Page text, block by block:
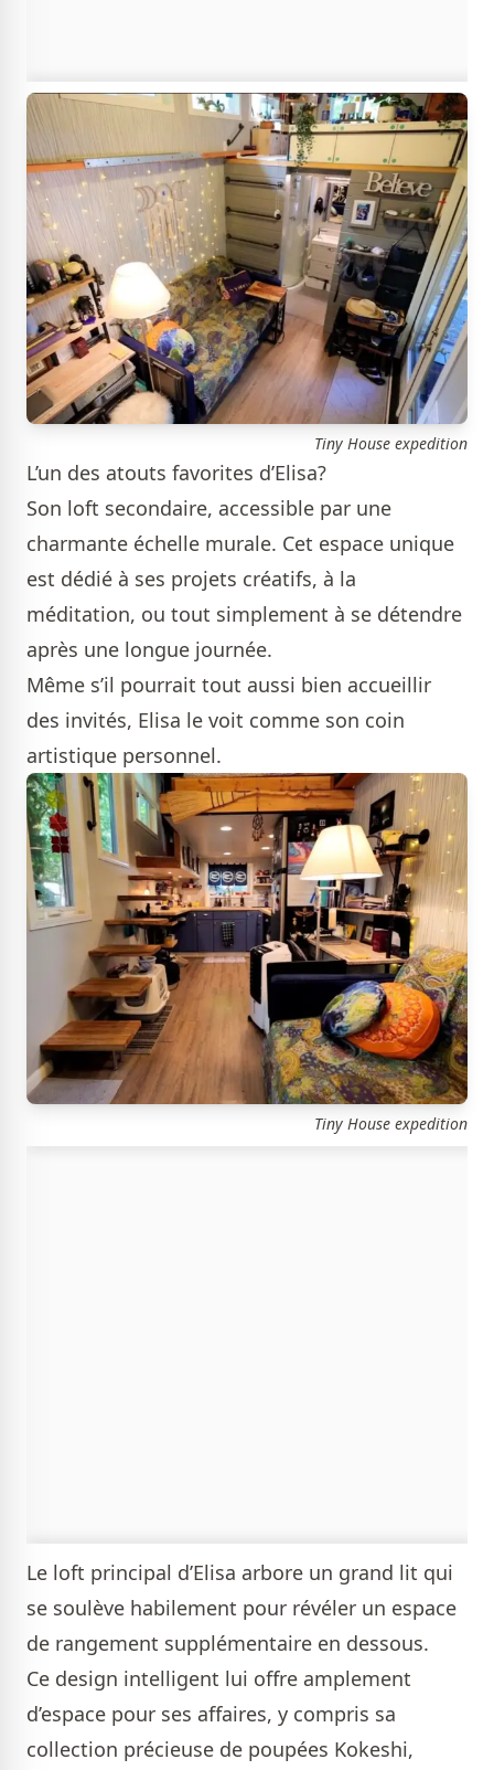
Tiny House expedition
L’un des atouts favorites d’Elisa?
Son loft secondaire, accessible par une
charmante échelle murale. Cet espace unique
est dédié à ses projets créatifs, à la
méditation, ou tout simplement à se détendre
après une longue journée.
Même s’il pourrait tout aussi bien accueillir
des invités, Elisa le voit comme son coin
artistique personnel.
Tiny House expedition
Le loft principal d’Elisa arbore un grand lit qui
se soulève habilement pour révéler un espace
de rangement supplémentaire en dessous.
Ce design intelligent lui offre amplement
d’espace pour ses affaires, y compris sa
collection précieuse de poupées Kokeshi,